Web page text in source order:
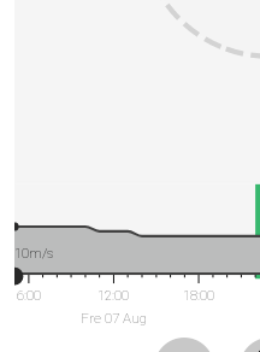
6:00
12:00
Fre 07 Aug
18:00
10m/s